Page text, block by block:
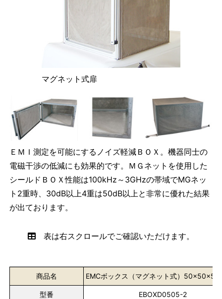
マグネット式扉
ＥＭＩ測定を可能にするノイズ軽減ＢＯＸ。機器同士の
電磁干渉の低減にも効果的です。ＭＧネットを使用した
シールドＢＯＸ性能は100kHz～3GHzの帯域でMGネッ
ト2重時、30dB以上4重は50dB以上と非常に優れた結果
が出ております。
表は右スクロールでご確認いただけます。
商品名 EMCボックス（マグネット式）50×50×50
型番 EBOXD0505-2